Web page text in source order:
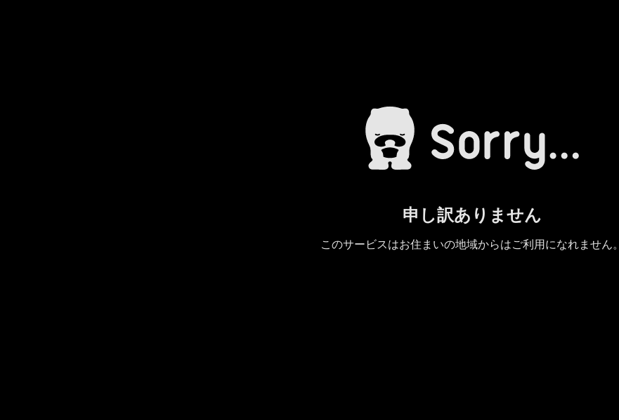
申し訳ありません
このサービスはお住まいの地域からはご利用になれません。